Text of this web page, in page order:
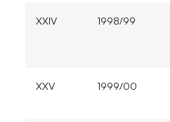
XXIV 1998/99
XXV 1999/00